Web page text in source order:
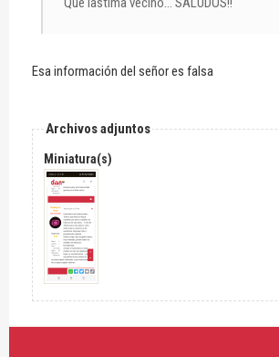
Esa información del señor es falsa
Archivos adjuntos
Miniatura(s)